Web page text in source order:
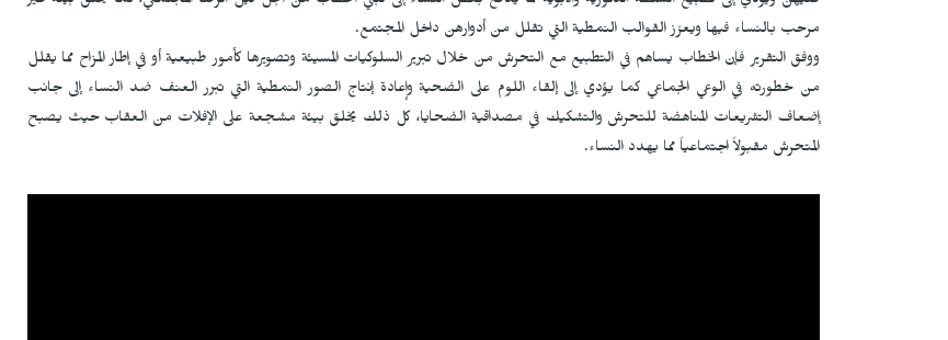
مرحب بالنساء فيها ويعزز القوالب النمطية التي تقلل من أدوارهن داخل المجتمع.
ووفق التقرير فإن الخطاب يساهم في التطبيع مع التحرش من خلال تبرير السلوكيات المسيئة وتصويرها كأمور طبيعية أو في إطار المزاح مما يقلل
من خطورته في الوعي الجماعي كما يؤدي إلى إلقاء اللوم على الضحية وإعادة إنتاج الصور النمطية التي تبرر العنف ضد النساء إلى جانب
إضعاف التشريعات المناهضة للتحرش والتشكيك في مصداقية الضحايا، كل ذلك يخلق بيئة مشجعة على الإفلات من العقاب حيث يصبح
المتحرش مقبولاً اجتماعياً مما يهدد النساء.